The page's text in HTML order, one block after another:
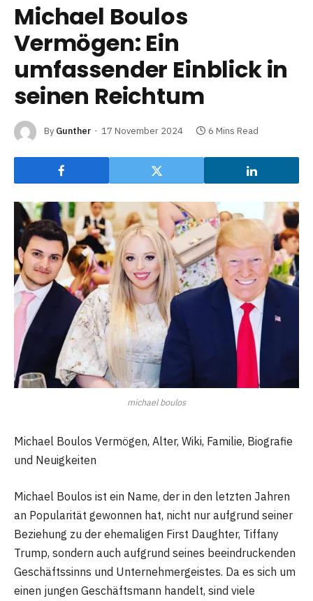
Michael Boulos
Vermögen: Ein
umfassender Einblick in
seinen Reichtum
By Gunther 17 November 2024 6 Mins Read
michael boulos
Michael Boulos Vermögen, Alter, Wiki, Familie, Biografie
und Neuigkeiten
Michael Boulos ist ein Name, der in den letzten Jahren
an Popularität gewonnen hat, nicht nur aufgrund seiner
Beziehung zu der ehemaligen First Daughter, Tiffany
Trump, sondern auch aufgrund seines beeindruckenden
Geschäftssinns und Unternehmergeistes. Da es sich um
einen jungen Geschäftsmann handelt, sind viele